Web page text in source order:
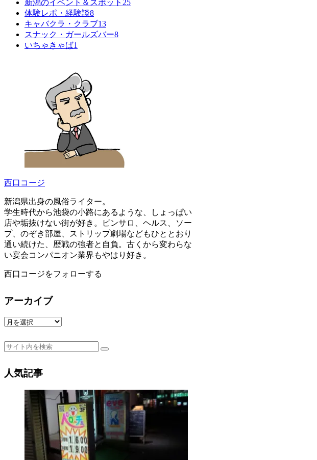
新潟のイベント＆スポット 25
体験レポ・経験談8
キャバクラ・クラブ13
スナック・ガールズバー8
いちゃきゃば1
西口コージ
新潟県出身の風俗ライター。
学生時代から池袋の小路にあるような、しょっぱい
店や垢抜けない街が好き。ピンサロ、ヘルス、ソー
プ、のぞき部屋、ストリップ劇場などもひととおり
通い続けた、歴戦の強者と自負。古くから変わらな
い宴会コンパニオン業界もやはり好き。
西口コージをフォローする
アーカイブ
ア
カ
イ
人気記事